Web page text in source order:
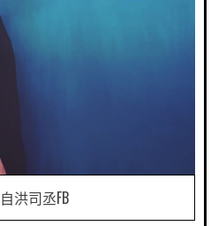
洪司丞FB